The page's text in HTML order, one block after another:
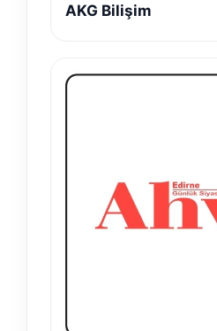
AKG Bilişim